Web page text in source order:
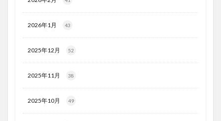
2026年1月 43
2025年12月 52
2025年11月 38
2025年10月 49